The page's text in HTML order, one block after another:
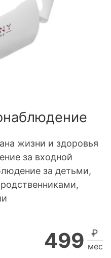
жизни и здоровья
за входной
за детьми,
499 ₽
мес